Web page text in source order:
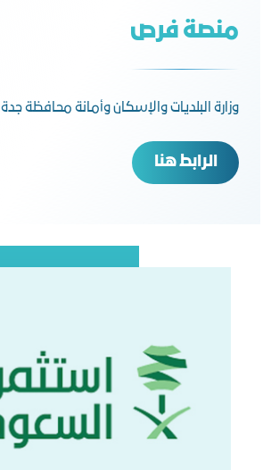
منصة فرص
وزارة البلديات والإسكان وأمانة محافظة جدة
الرابط هنا